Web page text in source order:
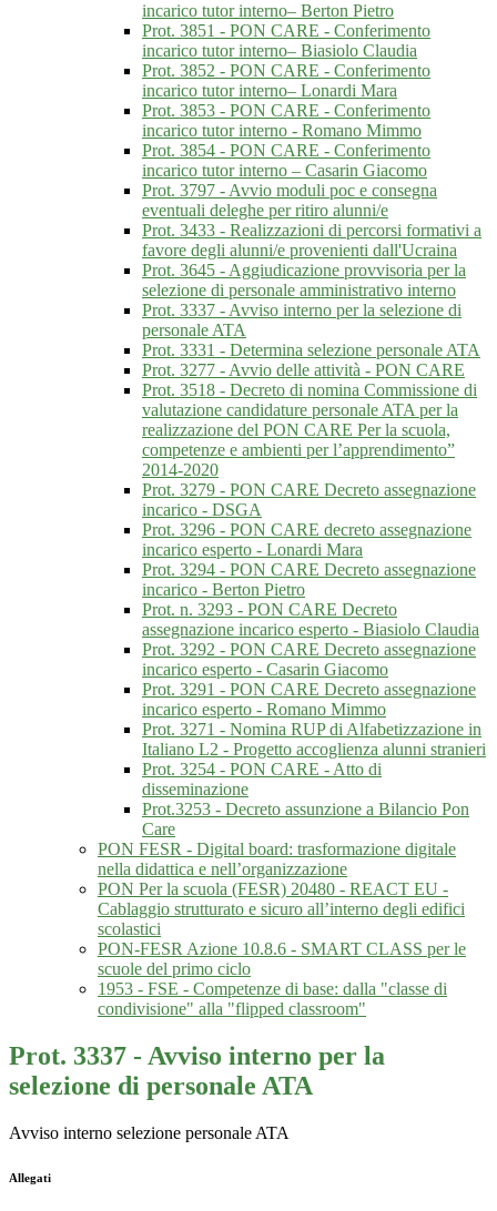
incarico tutor interno– Berton Pietro
Prot. 3851 - PON CARE - Conferimento
incarico tutor interno– Biasiolo Claudia
Prot. 3852 - PON CARE - Conferimento
incarico tutor interno– Lonardi Mara
Prot. 3853 - PON CARE - Conferimento
incarico tutor interno - Romano Mimmo
Prot. 3854 - PON CARE - Conferimento
incarico tutor interno – Casarin Giacomo
Prot. 3797 - Avvio moduli poc e consegna
eventuali deleghe per ritiro alunni/e
Prot. 3433 - Realizzazioni di percorsi formativi a
favore degli alunni/e provenienti dall'Ucraina
Prot. 3645 - Aggiudicazione provvisoria per la
selezione di personale amministrativo interno
Prot. 3337 - Avviso interno per la selezione di
personale ATA
Prot. 3331 - Determina selezione personale ATA
Prot. 3277 - Avvio delle attività - PON CARE
Prot. 3518 - Decreto di nomina Commissione di
valutazione candidature personale ATA per la
realizzazione del PON CARE Per la scuola,
competenze e ambienti per l’apprendimento”
2014-2020
Prot. 3279 - PON CARE Decreto assegnazione
incarico - DSGA
Prot. 3296 - PON CARE decreto assegnazione
incarico esperto - Lonardi Mara
Prot. 3294 - PON CARE Decreto assegnazione
incarico - Berton Pietro
Prot. n. 3293 - PON CARE Decreto
assegnazione incarico esperto - Biasiolo Claudia
Prot. 3292 - PON CARE Decreto assegnazione
incarico esperto - Casarin Giacomo
Prot. 3291 - PON CARE Decreto assegnazione
incarico esperto - Romano Mimmo
Prot. 3271 - Nomina RUP di Alfabetizzazione in
Italiano L2 - Progetto accoglienza alunni stranieri
Prot. 3254 - PON CARE - Atto di
disseminazione
Prot.3253 - Decreto assunzione a Bilancio Pon
Care
PON FESR - Digital board: trasformazione digitale
nella didattica e nell’organizzazione
PON Per la scuola (FESR) 20480 - REACT EU -
Cablaggio strutturato e sicuro all’interno degli edifici
scolastici
PON-FESR Azione 10.8.6 - SMART CLASS per le
scuole del primo ciclo
1953 - FSE - Competenze di base: dalla "classe di
condivisione" alla "flipped classroom"
Prot. 3337 - Avviso interno per la
selezione di personale ATA
Avviso interno selezione personale ATA
Allegati